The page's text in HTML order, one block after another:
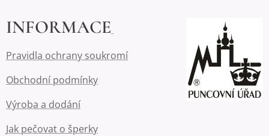
INFORMACE
Pravidla ochrany soukromí
Obchodní podmínky
Výroba a dodání
Jak pečovat o šperky